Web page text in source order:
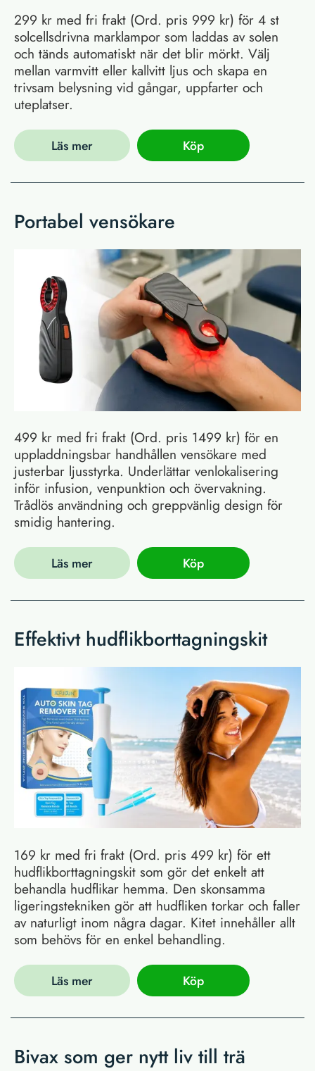
299 kr med fri frakt (Ord. pris 999 kr) för 4 st
solcellsdrivna marklampor som laddas av solen
och tänds automatiskt när det blir mörkt. Välj
mellan varmvitt eller kallvitt ljus och skapa en
trivsam belysning vid gångar, uppfarter och
uteplatser.
Läs mer Köp
Portabel vensökare
499 kr med fri frakt (Ord. pris 1499 kr) för en
uppladdningsbar handhållen vensökare med
justerbar ljusstyrka. Underlättar venlokalisering
inför infusion, venpunktion och övervakning.
Trådlös användning och greppvänlig design för
smidig hantering.
Läs mer Köp
Effektivt hudflikborttagningskit
169 kr med fri frakt (Ord. pris 499 kr) för ett
hudflikborttagningskit som gör det enkelt att
behandla hudflikar hemma. Den skonsamma
ligeringstekniken gör att hudfliken torkar och faller
av naturligt inom några dagar. Kitet innehåller allt
som behövs för en enkel behandling.
Läs mer Köp
Bivax som ger nytt liv till trä